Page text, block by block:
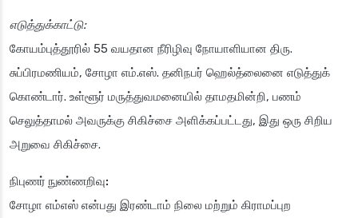
எடுத்துக்காட்டு:
கோயம்புத்தூரில் 55 வயதான நீரிழிவு நோயாளியான திரு.
சுப்பிரமணியம், சோழா எம்.எஸ். தனிநபர் ஹெல்த்லைனை எடுத்துக்
கொண்டார். உள்ளூர் மருத்துவமனையில் தாமதமின்றி, பணம்
செலுத்தாமல் அவருக்கு சிகிச்சை அளிக்கப்பட்டது, இது ஒரு சிறிய
அறுவை சிகிச்சை.
நிபுணர் நுண்ணறிவு:
சோழா எம்எஸ் என்பது இரண்டாம் நிலை மற்றும் கிராமப்புற